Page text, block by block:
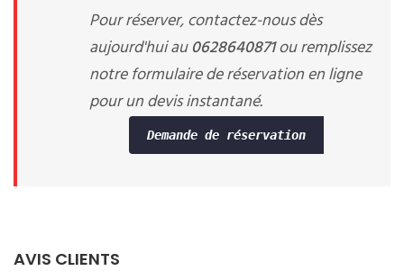
Pour réserver, contactez-nous dès
aujourd'hui au0628640871ou remplissez
notre formulaire de réservation en ligne
pour un devis instantané.
Demande de réservation
AVIS CLIENTS